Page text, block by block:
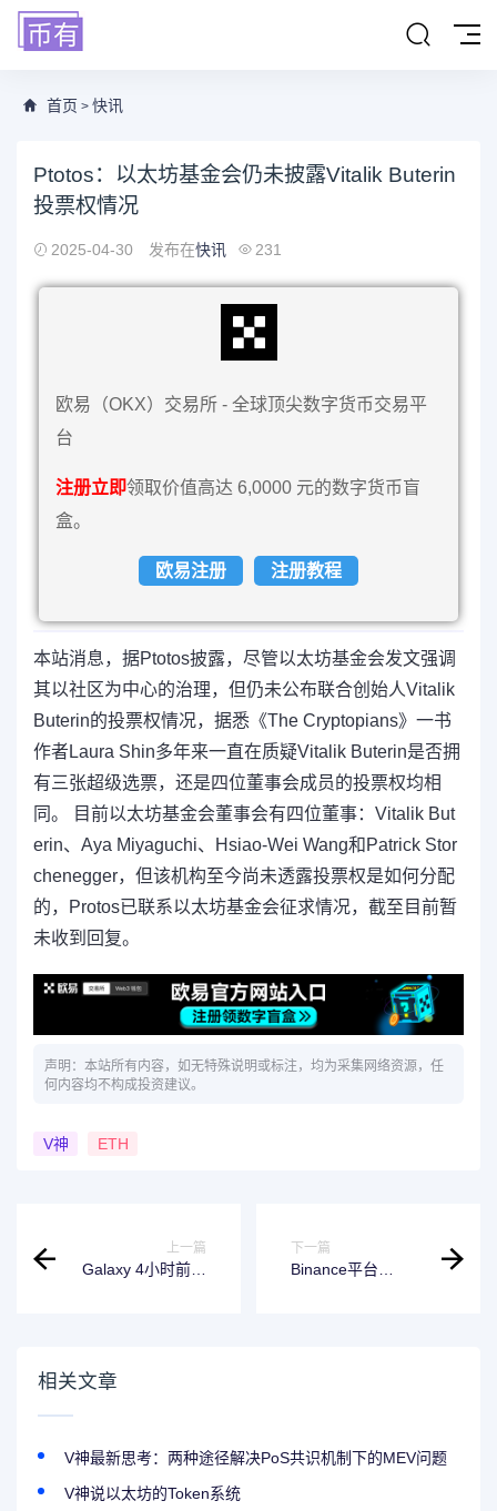
首页 > 快讯
Ptotos：以太坊基金会仍未披露Vitalik Buterin
投票权情况
2025-04-30 发布在快讯 231
欧易（OKX）交易所 - 全球顶尖数字货币交易平
台
注册立即领取价值高达 6,0000 元的数字货币盲
盒。
欧易注册 注册教程
本站消息，据Ptotos披露，尽管以太坊基金会发文强调
其以社区为中心的治理，但仍未公布联合创始人Vitalik
Buterin的投票权情况，据悉《The Cryptopians》一书
作者Laura Shin多年来一直在质疑Vitalik Buterin是否拥
有三张超级选票，还是四位董事会成员的投票权均相
同。 目前以太坊基金会董事会有四位董事：Vitalik But
erin、Aya Miyaguchi、Hsiao-Wei Wang和Patrick Stor
chenegger，但该机构至今尚未透露投票权是如何分配
的，Protos已联系以太坊基金会征求​​情况，截至目前暂
未收到回复。
声明：本站所有内容，如无特殊说明或标注，均为采集网络资源，任
何内容均不构成投资建议。
V神 ETH
上一篇
Galaxy 4小时前向
下一篇
Binance平台
相关文章
V神最新思考：两种途径解决PoS共识机制下的MEV问题
V神说以太坊的Token系统